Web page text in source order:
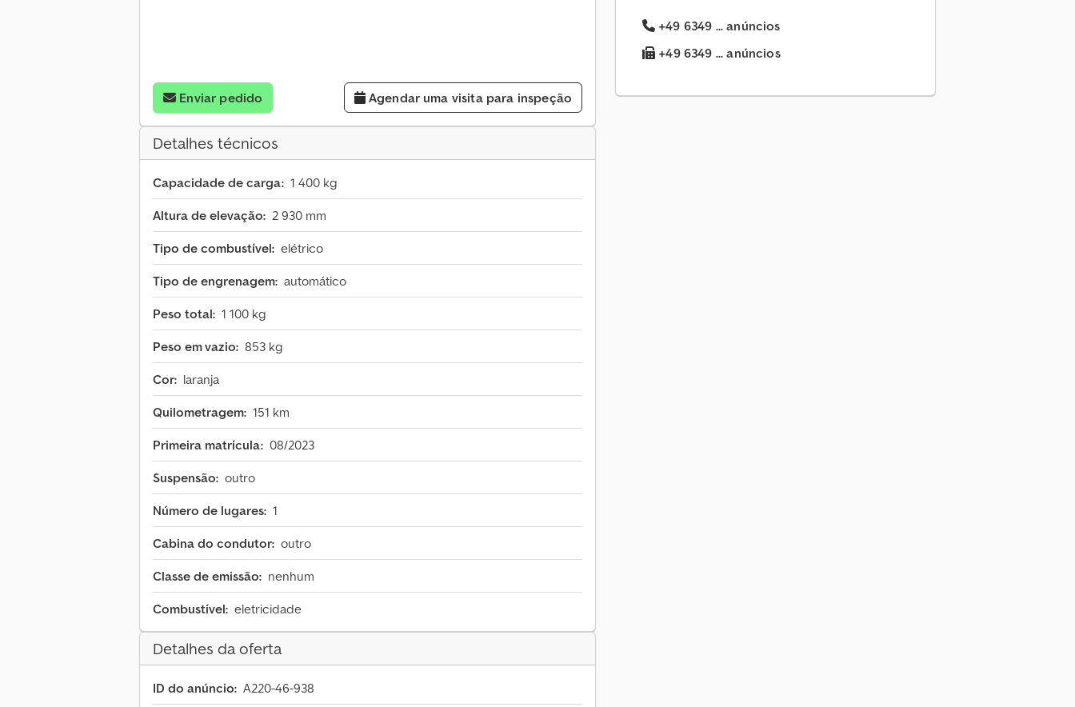
Enviar pedido Agendar uma visita para inspeção
Detalhes técnicos
Capacidade de carga: 1 400 kg
Altura de elevação: 2 930 mm
Tipo de combustível: elétrico
Tipo de engrenagem: automático
Peso total: 1 100 kg
Peso em vazio: 853 kg
Cor: laranja
Quilometragem: 151 km
Primeira matrícula: 08/2023
Suspensão: outro
Número de lugares: 1
Cabina do condutor: outro
Classe de emissão: nenhum
Combustível: eletricidade
Detalhes da oferta
ID do anúncio: A220-46-938
+49 6349 ... anúncios
+49 6349 ... anúncios